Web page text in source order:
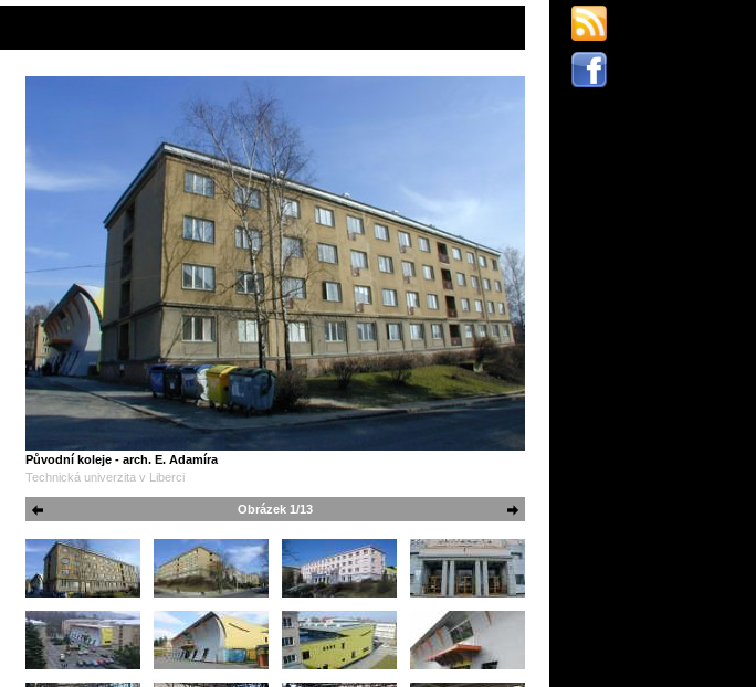
Původní koleje - arch. E. Adamíra
Technická univerzita v Liberci
Obrázek 1/13